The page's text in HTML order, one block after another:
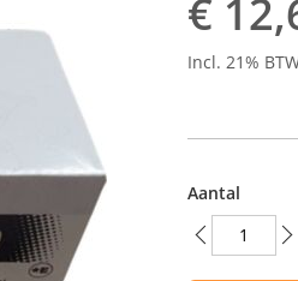
€
Incl. 21%
Aantal